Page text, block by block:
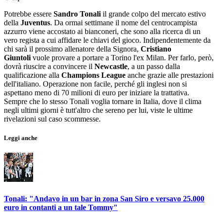
Potrebbe essere Sandro Tonali il grande colpo del mercato estivo
della Juventus. Da ormai settimane il nome del centrocampista
azzurro viene accostato ai bianconeri, che sono alla ricerca di un
vero regista a cui affidare le chiavi del gioco. Indipendentemente da
chi sarà il prossimo allenatore della Signora, Cristiano
Giuntoli vuole provare a portare a Torino l'ex Milan. Per farlo, però,
dovrà riuscire a convincere il Newcastle, a un passo dalla
qualificazione alla Champions League anche grazie alle prestazioni
dell'italiano. Operazione non facile, perché gli inglesi non si
aspettano meno di 70 milioni di euro per iniziare la trattativa.
Sempre che lo stesso Tonali voglia tornare in Italia, dove il clima
negli ultimi giorni è tutt'altro che sereno per lui, viste le ultime
rivelazioni sul caso scommesse.
Leggi anche
Tonali: "Andavo in un bar in zona San Siro e versavo 25.000
euro in contanti a un tale Tommy"